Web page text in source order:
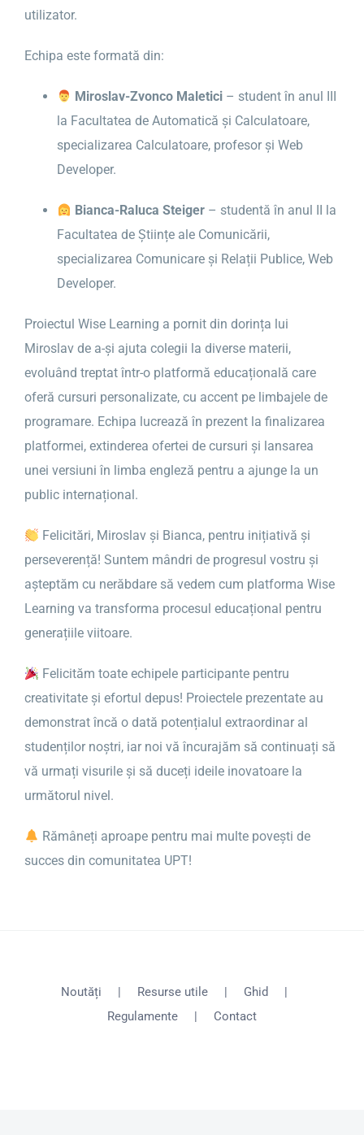
utilizator.
Echipa este formată din:
Miroslav-Zvonco Maletici – student în anul III
la Facultatea de Automatică și Calculatoare,
specializarea Calculatoare, profesor și Web
Developer.
Bianca-Raluca Steiger – studentă în anul II la
Facultatea de Științe ale Comunicării,
specializarea Comunicare și Relații Publice, Web
Developer.
Proiectul Wise Learning a pornit din dorința lui
Miroslav de a-și ajuta colegii la diverse materii,
evoluând treptat într-o platformă educațională care
oferă cursuri personalizate, cu accent pe limbajele de
programare. Echipa lucrează în prezent la finalizarea
platformei, extinderea ofertei de cursuri și lansarea
unei versiuni în limba engleză pentru a ajunge la un
public internațional.
Felicitări, Miroslav și Bianca, pentru inițiativă și
perseverență! Suntem mândri de progresul vostru și
așteptăm cu nerăbdare să vedem cum platforma Wise
Learning va transforma procesul educațional pentru
generațiile viitoare.
Felicităm toate echipele participante pentru
creativitate și efortul depus! Proiectele prezentate au
demonstrat încă o dată potențialul extraordinar al
studenților noștri, iar noi vă încurajăm să continuați să
vă urmați visurile și să duceți ideile inovatoare la
următorul nivel.
Rămâneți aproape pentru mai multe povești de
succes din comunitatea UPT!
Noutăți Resurse utile
Ghid
Regulamente
Contact